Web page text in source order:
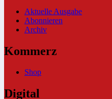
Aktuelle Ausgabe
Abonnieren
Archiv
Kommerz
Shop
Digital